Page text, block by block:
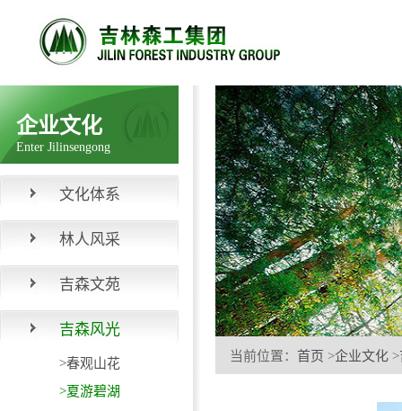
企业文化
Enter Jilinsengong
文化体系
林人风采
吉森文苑
吉森风光
>春观山花
>夏游碧湖
当前位置： 首页 >企业文化 >